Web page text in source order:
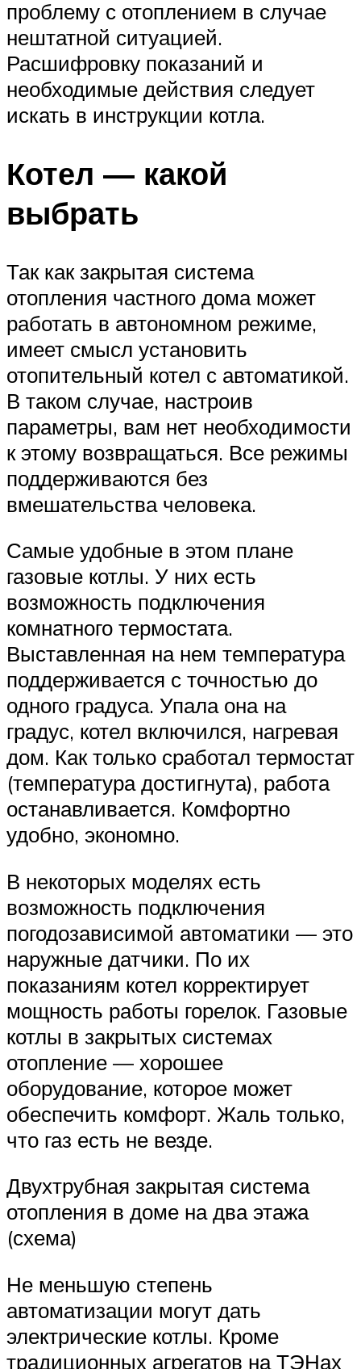
проблему с отоплением в случае
нештатной ситуацией.
Расшифровку показаний и
необходимые действия следует
искать в инструкции котла.
Котел — какой
выбрать
Так как закрытая система
отопления частного дома может
работать в автономном режиме,
имеет смысл установить
отопительный котел с автоматикой.
В таком случае, настроив
параметры, вам нет необходимости
к этому возвращаться. Все режимы
поддерживаются без
вмешательства человека.
Самые удобные в этом плане
газовые котлы. У них есть
возможность подключения
комнатного термостата.
Выставленная на нем температура
поддерживается с точностью до
одного градуса. Упала она на
градус, котел включился, нагревая
дом. Как только сработал термостат
(температура достигнута), работа
останавливается. Комфортно
удобно, экономно.
В некоторых моделях есть
возможность подключения
погодозависимой автоматики — это
наружные датчики. По их
показаниям котел корректирует
мощность работы горелок. Газовые
котлы в закрытых системах
отопление — хорошее
оборудование, которое может
обеспечить комфорт. Жаль только,
что газ есть не везде.
Двухтрубная закрытая система
отопления в доме на два этажа
(схема)
Не меньшую степень
автоматизации могут дать
электрические котлы. Кроме
традиционных агрегатов на ТЭНах